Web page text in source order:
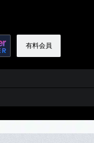
有料会員